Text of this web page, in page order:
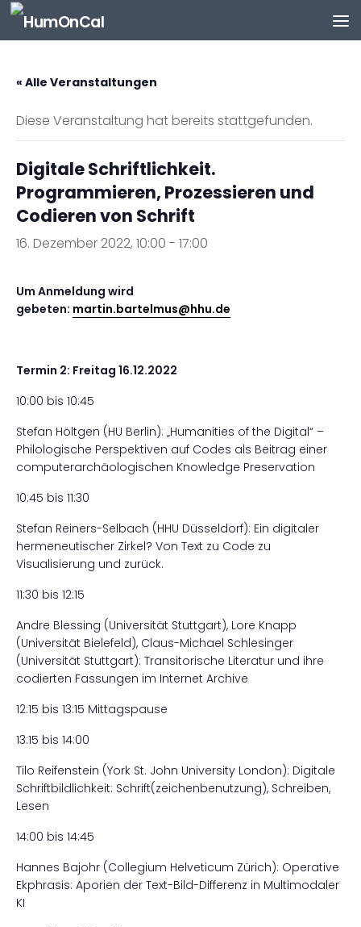
Zum Inhalt springen
« Alle Veranstaltungen
Diese Veranstaltung hat bereits stattgefunden.
Digitale Schriftlichkeit.
Programmieren, Prozessieren und
Codieren von Schrift
16. Dezember 2022, 10:00 - 17:00
Um Anmeldung wird
gebeten: martin.bartelmus@hhu.de
Termin 2: Freitag 16.12.2022
10:00 bis 10:45
Stefan Höltgen (HU Berlin): „Humanities of the Digital“ –
Philologische Perspektiven auf Codes als Beitrag einer
computerarchäologischen Knowledge Preservation
10:45 bis 11:30
Stefan Reiners-Selbach (HHU Düsseldorf): Ein digitaler
hermeneutischer Zirkel? Von Text zu Code zu
Visualisierung und zurück.
11:30 bis 12:15
Andre Blessing (Universität Stuttgart), Lore Knapp
(Universität Bielefeld), Claus-Michael Schlesinger
(Universität Stuttgart): Transitorische Literatur und ihre
codierten Fassungen im Internet Archive
12:15 bis 13:15 Mittagspause
13:15 bis 14:00
Tilo Reifenstein (York St. John University London): Digitale
Schriftbildlichkeit: Schrift(zeichenbenutzung), Schreiben,
Lesen
14:00 bis 14:45
Hannes Bajohr (Collegium Helveticum Zürich): Operative
Ekphrasis: Aporien der Text-Bild-Differenz in Multimodaler
KI